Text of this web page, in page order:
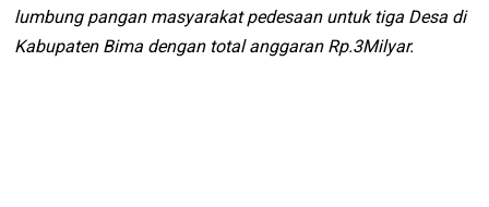
lumbung pangan masyarakat pedesaan untuk tiga Desa di
Kabupaten Bima dengan total anggaran Rp.3Milyar.